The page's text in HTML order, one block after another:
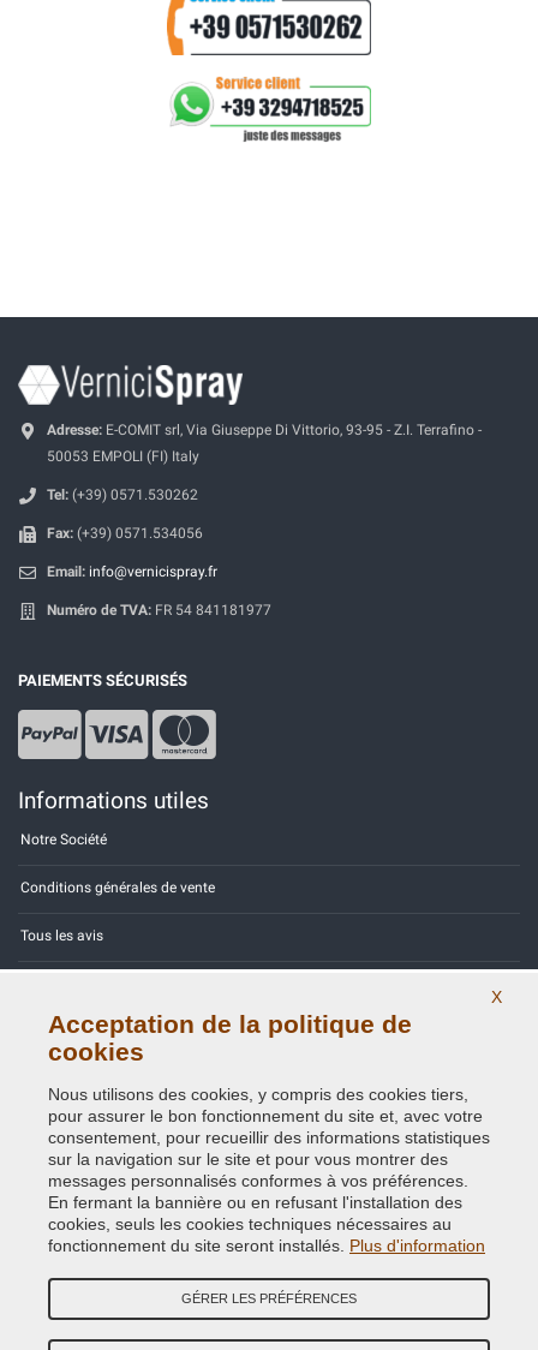
Adresse: E-COMIT srl, Via Giuseppe Di Vittorio, 93-95 - Z.I. Terrafino -
50053 EMPOLI (FI) Italy
Tel: (+39) 0571.530262
Fax: (+39) 0571.534056
Email: info@vernicispray.fr
Numéro de TVA: FR 54 841181977
PAIEMENTS SÉCURISÉS
Informations utiles
Notre Société
Conditions générales de vente
Tous les avis
Contactez-nous
Politique de confidentialité - RGPD
Copyright © 2014 - 2026. All Rights Reserved.
Credits:E-COMIT
X
Acceptation de la politique de
cookies
Nous utilisons des cookies, y compris des cookies tiers,
pour assurer le bon fonctionnement du site et, avec votre
consentement, pour recueillir des informations statistiques
sur la navigation sur le site et pour vous montrer des
messages personnalisés conformes à vos préférences.
En fermant la bannière ou en refusant l'installation des
cookies, seuls les cookies techniques nécessaires au
fonctionnement du site seront installés. Plus d'information
GÉRER LES PRÉFÉRENCES